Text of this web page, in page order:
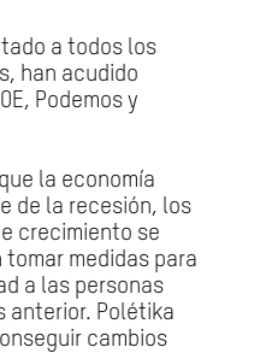
a todos los
han acudido
Podemos y
la economía
de la recesión, los
crecimiento se
medidas para
a las personas
anterior. Polétika
cambios